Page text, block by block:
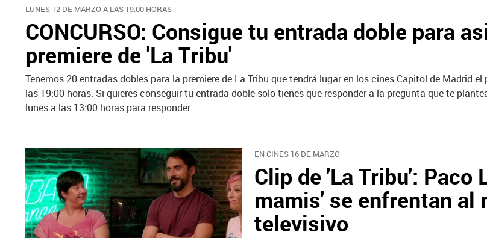
LUNES 12 DE MARZO A LAS 19:00 HORAS
CONCURSO: Consigue tu entrada doble para
premiere de 'La Tribu'
Tenemos 20 entradas dobles para la premiere de La Tribu que tendrá lugar en los cines Capitol de Madrid
las 19:00 horas. Si quieres conseguir tu entrada doble solo tienes que responder a la pregunta que te
lunes a las 13:00 horas para responder.
EN CINES 16 DE MARZO
Clip de 'La Tribu': Paco
mamis' se enfrentan al
televisivo